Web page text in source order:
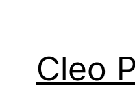
Cleo